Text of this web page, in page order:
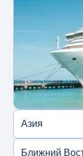
Азия
Ближний